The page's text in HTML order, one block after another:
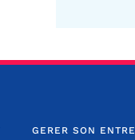
GERER SON